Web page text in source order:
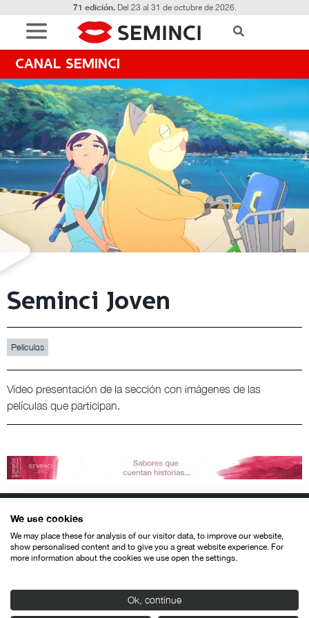
71 edición.Del 23 al 31 de octubre de 2026.
CANAL SEMINCI
Seminci Joven
Películas
Vídeo presentación de la sección con imágenes de las
películas que participan.
© SEMINCI – Semana Internacional de Cine de Valladolid International
We use cookies
We may place these for analysis of our visitor data, to improve our website,
show personalised content and to give you a great website experience. For
more information about the cookies we use open the settings.
Ok, continue